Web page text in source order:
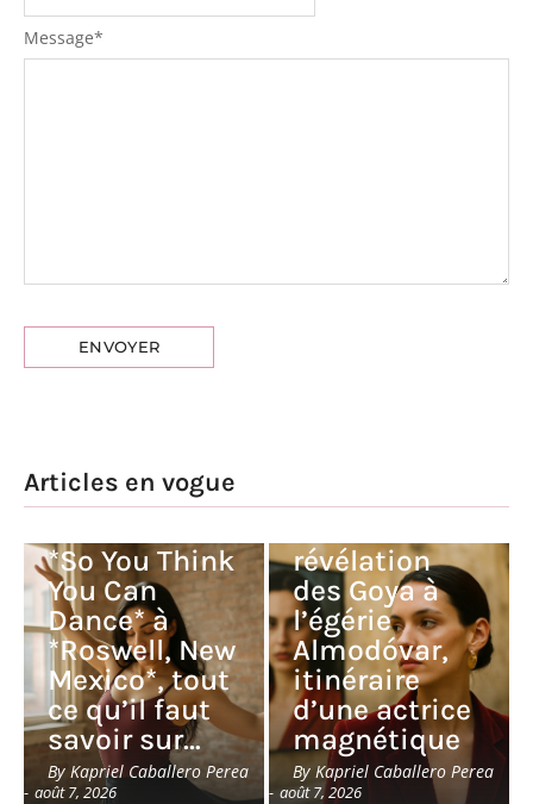
Message*
Articles en vogue
Jeanine
*So You Think
You Can
Dance* à
*Roswell, New
Mexico*, tout
ce qu’il faut
savoir sur…
By Kapriel Caballero Perea
- août 7, 2026
Milena Smit :
révélation
des Goya à
l’égérie
Almodóvar,
itinéraire
d’une actrice
magnétique
By Kapriel Caballero Perea
- août 7, 2026